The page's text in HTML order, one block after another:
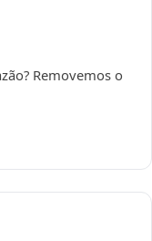
Removemos o